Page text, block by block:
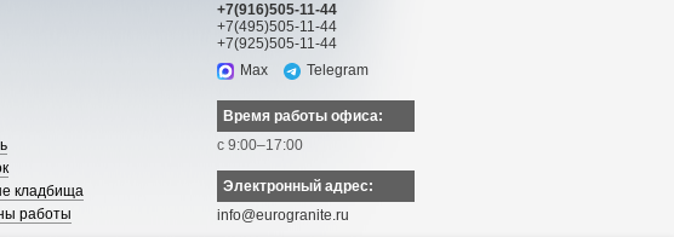
кладбища
работы
+7(916)505-11-44
+7(495)505-11-44
+7(925)505-11-44
Max
Telegram
Время работы офиса:
с 9:00–17:00
Электронный адрес:
info@eurogranite.ru